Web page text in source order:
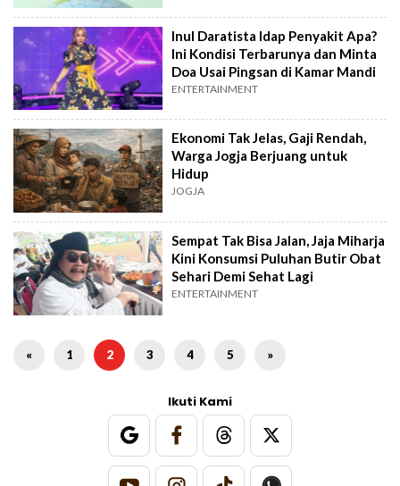
Inul Daratista Idap Penyakit Apa?
Ini Kondisi Terbarunya dan Minta
Doa Usai Pingsan di Kamar Mandi
ENTERTAINMENT
Ekonomi Tak Jelas, Gaji Rendah,
Warga Jogja Berjuang untuk
Hidup
JOGJA
Sempat Tak Bisa Jalan, Jaja Miharja
Kini Konsumsi Puluhan Butir Obat
Sehari Demi Sehat Lagi
ENTERTAINMENT
« 1 2 3 4 5 »
Ikuti Kami